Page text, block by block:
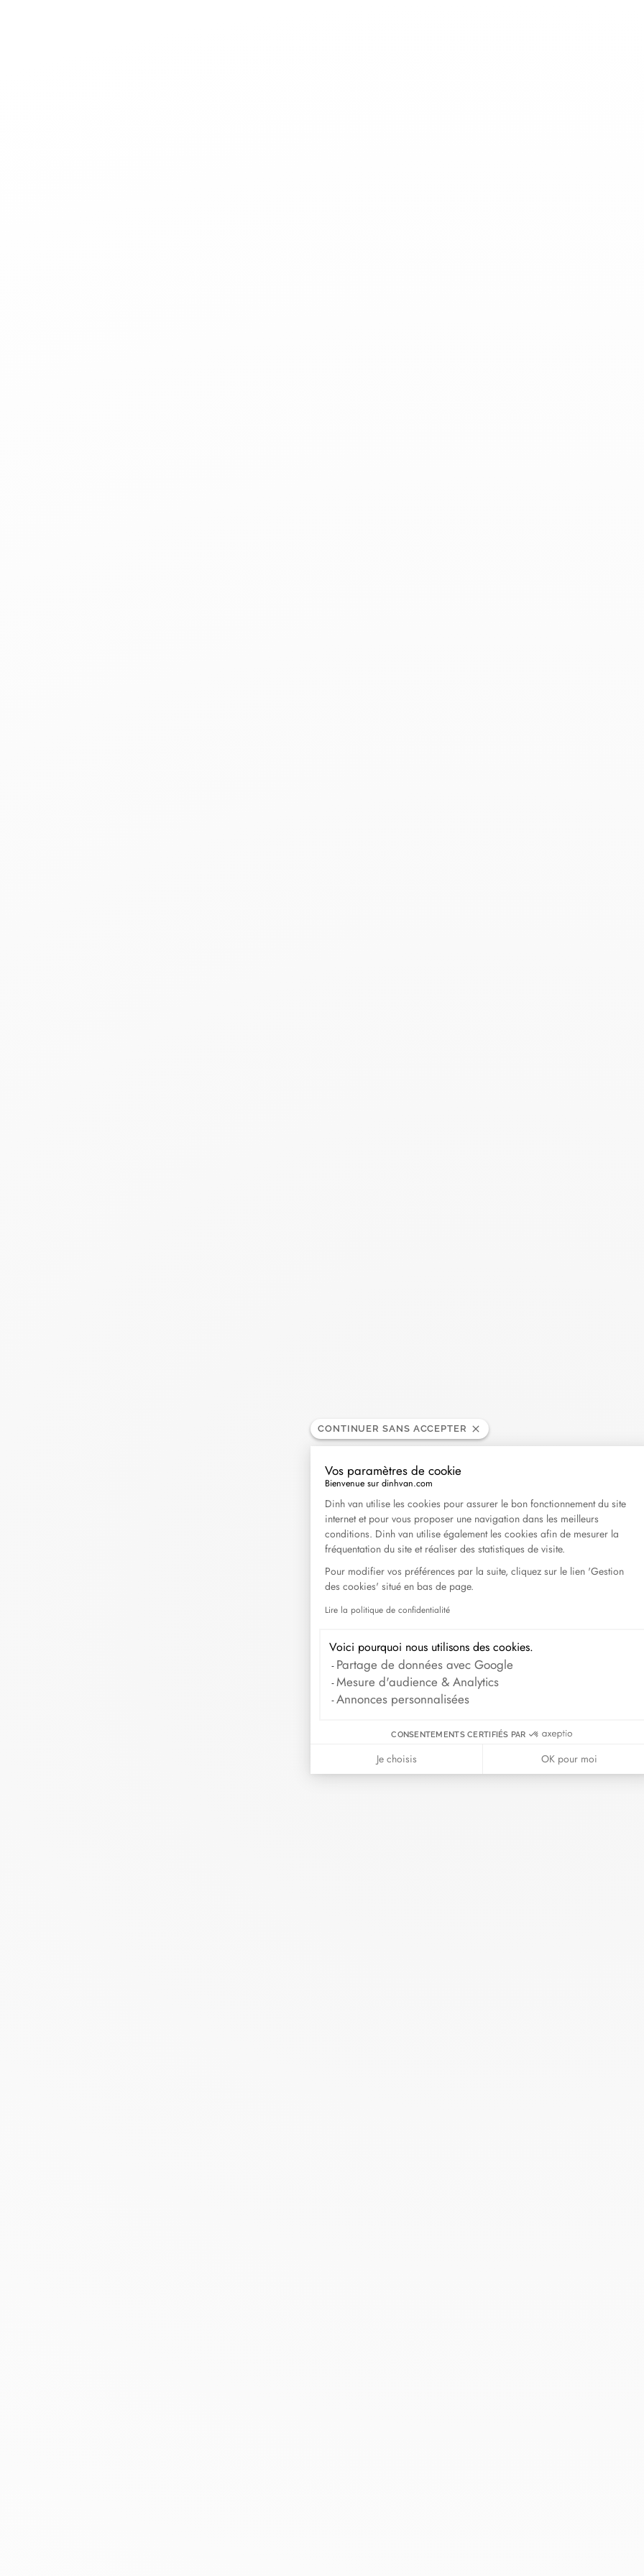
CONTINUER SANS ACCEPTER
Vos paramètres de cookie
Bienvenue sur dinhvan.com
Plateforme de Gestion du Consentement :
Dinh van utilise les cookies pour assurer le bon fonctionnement du site
internet et pour vous proposer une navigation dans les meilleurs
conditions. Dinh van utilise également les cookies afin de mesurer la
fréquentation du site et réaliser des statistiques de visite.
Pour modifier vos préférences par la suite, cliquez sur le lien 'Gestion
des cookies' situé en bas de page.
Lire la politique de confidentialité
Voici pourquoi nous utilisons des cookies.
Partage de données avec Google
Mesure d'audience & Analytics
Annonces personnalisées
CONSENTEMENTS CERTIFIÉS PAR
Je choisis OK pour moi
Axeptio consent